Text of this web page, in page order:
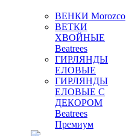
ВЕНКИ Morozco
ВЕТКИ
ХВОЙНЫЕ
Beatrees
ГИРЛЯНДЫ
ЕЛОВЫЕ
ГИРЛЯНДЫ
ЕЛОВЫЕ С
ДЕКОРОМ
Beatrees
Премиум